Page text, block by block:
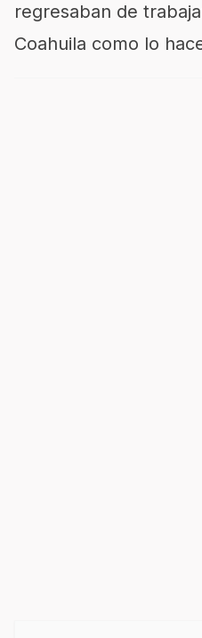
regresaban de
Coahuila como lo